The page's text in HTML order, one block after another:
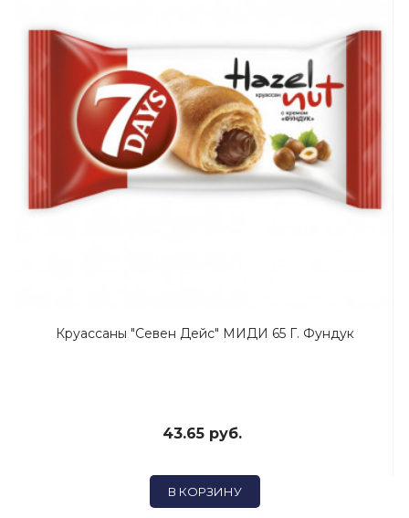
Круассаны "Севен Дейс" МИДИ 65 Г. Фундук
43.65 руб.
В КОРЗИНУ